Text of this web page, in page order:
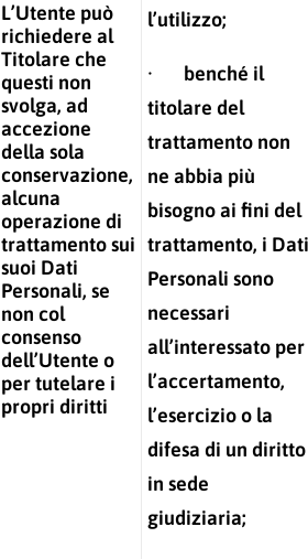
L’Utente può
richiedere al
Titolare che
questi non
svolga, ad
accezione
della sola
conservazione,
alcuna
operazione di
trattamento sui
suoi Dati
Personali, se
non col
consenso
dell’Utente o
per tutelare i
propri diritti
l’utilizzo;
· benché il
titolare del
trattamento non
ne abbia più
bisogno ai fini del
trattamento, i Dati
Personali sono
necessari
all’interessato per
l’accertamento,
l’esercizio o la
difesa di un diritto
in sede
giudiziaria;